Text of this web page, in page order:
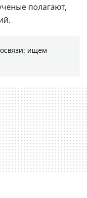
полагают,
ищем